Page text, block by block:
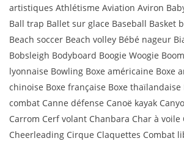
artistiques Athlétisme Aviation Aviron
Ball trap Ballet sur glace Baseball Basket
Beach soccer Beach volley Bébé nageur
Bobsleigh Bodyboard Boogie Woogie
lyonnaise Bowling Boxe américaine Boxe
chinoise Boxe française Boxe thaïlandaise
combat Canne défense Canoë kayak
Carrom Cerf volant Chanbara Char à voile
Cheerleading Cirque Claquettes Combat